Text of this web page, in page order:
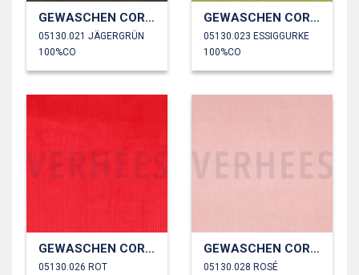
GEWASCHEN CORD 4.5W
05130.021 JÄGERGRÜN
100%CO
GEWASCHEN CORD 4.5W
05130.023 ESSIGGURKE
100%CO
GEWASCHEN CORD 4.5W
05130.026 ROT
GEWASCHEN CORD 4.5W
05130.028 ROSÉ